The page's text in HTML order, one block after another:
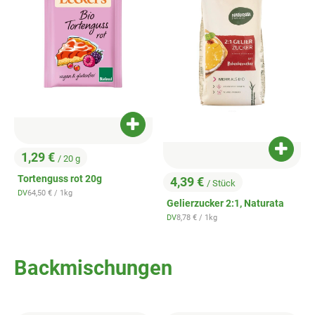
, Preis:
1,29 € / 20 g
Tortenguss rot 20g
, Herkunft:
DV, Referenzpreis:
64,50 € / 1kg
Produkt zum Warenkorb hinzufügen
, Preis:
4,39 € / Stück
Gelierzucker 2:1, Naturata
, Herkunft:
DV, Referenzpreis:
8,78 € / 1kg
Backmischungen